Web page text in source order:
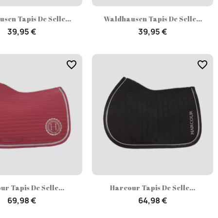
Aperçu rapide
Tapis De Selle...
39,95 €
Aperçu rapide
Waldhausen Tapis De Selle...
39,95 €
Aperçu rapide
Tapis De Selle...
69,98 €
favorite_border
Aperçu rapide
Harcour Tapis De Selle...
64,98 €
favorite_border